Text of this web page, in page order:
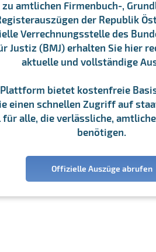
zu amtlichen Firmenbuch-,
der Republik
Verrechnungsstelle des
Justiz (BMJ) erhalten Sie hier
aktuelle und vollständige
Plattform bietet kostenfreie
einen schnellen Zugriff auf
für alle, die verlässliche,
benötigen.
Offizielle Auszüge abrufen